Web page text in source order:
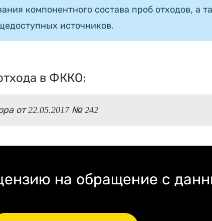
компонентного состава проб отходов, а
источников.
в ФККО:
от 22.05.2017 № 242
на обращение с